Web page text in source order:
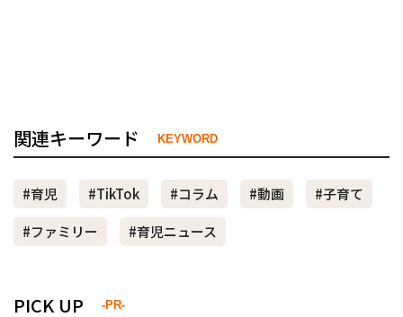
関連キーワード KEYWORD
#育児 #TikTok #コラム #動画
#子育て
#ファミリー
#育児ニュース
PICK UP -PR-